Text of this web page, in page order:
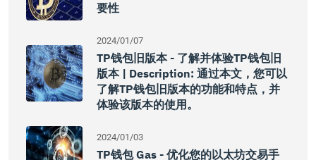
要性
2024/01/07
TP钱包旧版本 - 了解并体验TP钱包旧
版本 | Description: 通过本文，您可以
了解TP钱包旧版本的功能和特点，并
体验该版本的使用。
2024/01/03
TP钱包 Gas - 优化您的以太坊交易手